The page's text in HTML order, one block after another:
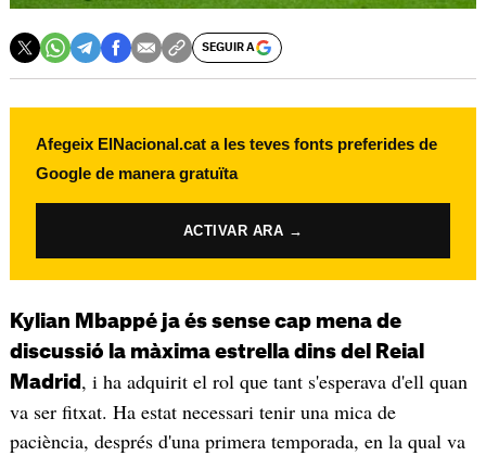
SEGUIR A
Afegeix ElNacional.cat a les teves fonts preferides de
Google de manera gratuïta
ACTIVAR ARA →
Kylian Mbappé ja és sense cap mena de
discussió la màxima estrella dins del Reial
Madrid , i ha adquirit el rol que tant s'esperava d'ell quan
va ser fitxat. Ha estat necessari tenir una mica de
paciència, després d'una primera temporada, en la qual va